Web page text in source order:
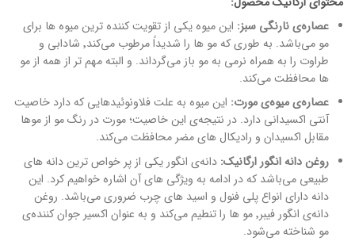
عصاره‌ی نارنگی سبز: این میوه یکی از تقویت کننده ترین میوه ها برای
مو می‌باشد. به طوری که مو ها را شدیداََ مرطوب می‌کند٬ شادابی و
طراوت را به همراه نرمی به مو باز می‌گرداند. و البته مهم تر از همه از مو
ها محافظت می‌کند.
عصاره‌ی میوه‌ی مورت: این میوه به علت فلاونوئیدهایی که دارد خاصیت
آنتی اکسیدانی دارد. در نتیجه‌ی این خاصیت؛ مورت در رنگ مو از موها
مقابل اکسیدان و رادیکال های مضر محافظت می‌کند.
روغن دانه انگور ارگانیک:دانه‌ی انگور یکی از پر خواص ترین دانه های
طبیعی می‌باشد که در ادامه به ویژگی های آن اشاره خواهیم کرد. این
دانه دارای انواع پلی فنول و اسید های چرب ضروری می‌باشد. روغن
دانه‌ی انگور فیبر٬ مو ها را تنطیم می‌کند و به عنوان اکسیر جوان کننده‌ی
مو شناخته می‌شود.